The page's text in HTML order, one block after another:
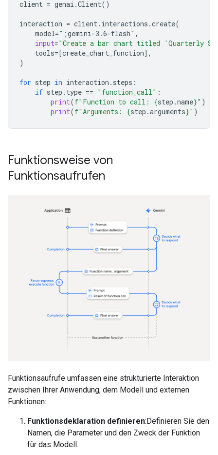
client = genai .Client()
interaction = client. interactions .create(
model=" ;gemini-3.6-flash" ,
input="Create a bar chart titled 'Quarterly
tools=[create_chart_function],
)
for step in interaction . steps :
if step . type == "function_call" :
print(f"Function to call: {step .name}" )
print(f"Arguments: {step .arguments}" )
Funktionsweise von
Funktionsaufrufen
Funktionsaufrufe umfassen eine strukturierte Interaktion
zwischen Ihrer Anwendung, dem Modell und externen
Funktionen:
Funktionsdeklaration definieren:Definieren Sie den
Namen, die Parameter und den Zweck der Funktion
für das Modell.